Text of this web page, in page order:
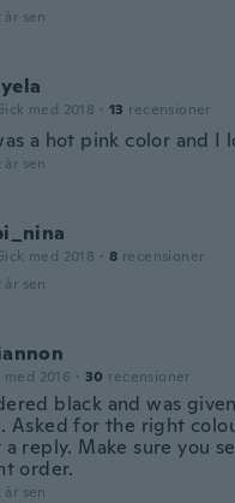
år sen
med 2018 · 13 recensioner
a hot pink color and I
år sen
med 2018 · 8 recensioner
år sen
med 2016 · 30 recensioner
black and was
Asked for the right
a reply. Make sure you
order.
år sen